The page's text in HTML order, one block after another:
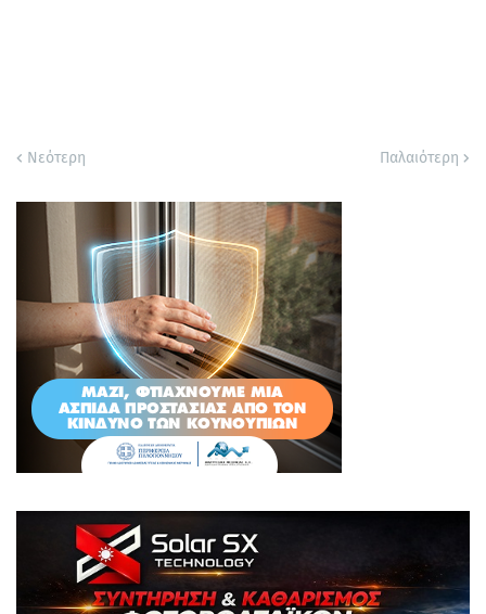
Νεότερη Παλαιότερη